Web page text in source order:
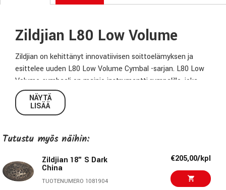
Zildjian L80 Low Volume
Zildjian on kehittänyt innovatiivisen soittoelämyksen ja
esittelee uuden L80 Low Volume Cymbal -sarjan. L80 Low
Volume-symbaali on mainio instrumentti rumpalille, joka
kaipaa hiljaisempaa sointia mutta ei halua tinkiä
autentisesta Zildjian-symbaalin soittotuntumasta. Mainio
ratkaisu harjoittelutilanteisiin, treenikämpille, kouluihin ja
Zildjian 18” Low Volume China
Ideaalinen symbaali harjoitus- ja opetuskäyttöön, pienille
keikoille tai stacker cymbal-käyttöön.
NÄYTÄ
LISÄÄ
Tutustu myös näihin:
Zildjian 18" S Dark
China
TUOTENUMERO 1081904
€205,00/kpl